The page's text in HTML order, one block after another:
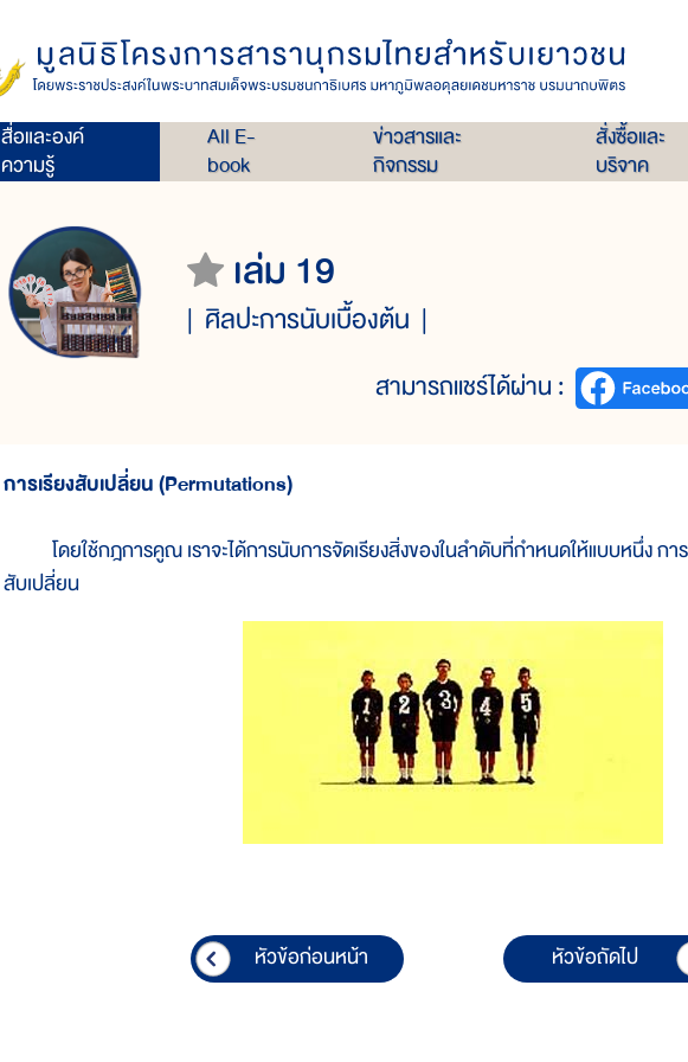
สื่อและองค์
ความรู้
All E-
book
ข่าวสารและ
กิจกรรม
สั่งซื้อและ
บริจาค
เล่ม 19
ศิลปะการนับเบื้องต้น
สามารถแชร์ได้ผ่าน :
การเรียงสับเปลี่ยน (Permutations)
โดยใช้กฎการคูณ เราจะได้การนับการจัดเรียงสิ่งของในลำดับที่กำหนดให้แบบหนึ่ง การ
สับเปลี่ยน
หัวข้อก่อนหน้า หัวข้อถัดไป